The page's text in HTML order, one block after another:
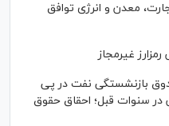
معدن و انرژی توافق
به صندوق بازنشستگی نفت در پی
سنوات قبل؛ احقاق حقوق